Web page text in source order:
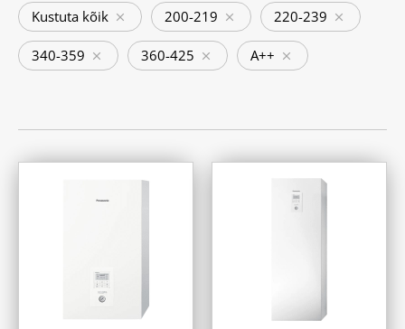
Kustuta kõik 200-219 220-239
340-359 360-425 A++